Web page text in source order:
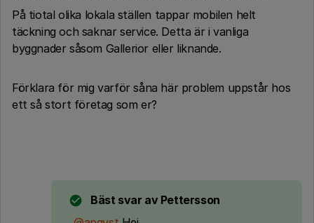
På tiotal olika lokala ställen tappar mobilen helt
täckning och saknar service. Detta är i vanliga
byggnader såsom Gallerior eller liknande.
Förklara för mig varför såna här problem uppstår hos
ett så stort företag som er?
Bäst svar av Pettersson